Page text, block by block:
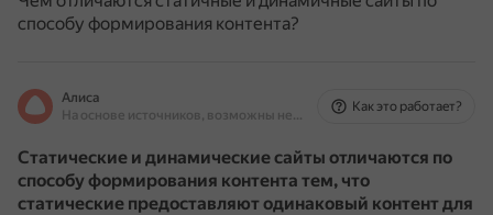
способу формирования контента?
Алиса
На основе источников, возможны неточности
Как это работает?
Статические и динамические сайты отличаются по
способу формирования контента тем, что
статические предоставляют одинаковый контент для